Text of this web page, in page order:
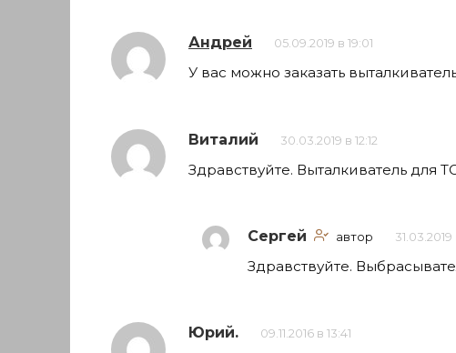
Андрей 05.09.2019 в 19:01
У вас можно заказать
Виталий 30.03.2019 в 12:12
Здравствуйте. Выталкиватель для
Сергей автор
Здравствуйте.
Юрий. 09.11.2016 в 13:41